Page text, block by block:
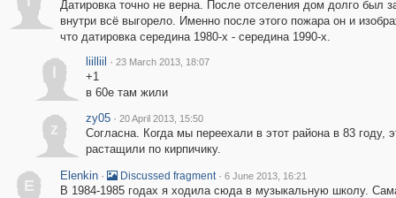
Датировка точно не верна. После отселения дом долго был
внутри всё выгорело. Именно после этого пожара он и
что датировка середина 1980-х - середина 1990-х.
liilliil · 23 March 2013, 18:07
+1
в 60е там жили
z
zy05 · 20 April 2013, 15:50
Согласна. Когда мы переехали в этот района в 83 году,
растащили по кирпичику.
E
Elenkin · Discussed fragment · 6 June 2013, 16:21
В 1984-1985 годах я ходила сюда в музыкальную школу.